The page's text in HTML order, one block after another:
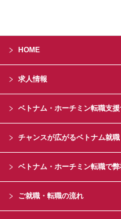
HOME
求人情報
ベトナム・ホーチミン転職支
チャンスが広がるベトナム就職
ベトナム・ホーチミン転職で
ご就職・転職の流れ